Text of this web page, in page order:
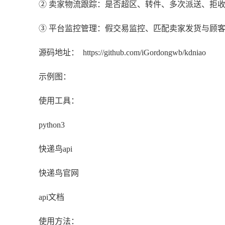
② 卖家物流跟踪：是否超区、转件、多次派送、拒收
③ 平台监控管理：假交易监控、匹配卖家发货与顾客
源码地址： https://github.com/iGordongwb/kdniao
示例图：
使用工具：
python3
快递鸟api
快递鸟官网
api文档
使用方法：